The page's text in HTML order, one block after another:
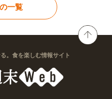
一覧
。食を楽しむ情報サイト